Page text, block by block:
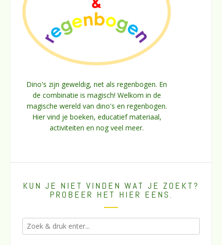
Dino's zijn geweldig, net als regenbogen. En
de combinatie is magisch! Welkom in de
magische wereld van dino's en regenbogen.
Hier vind je boeken, educatief materiaal,
activiteiten en nog veel meer.
KUN JE NIET VINDEN WAT JE ZOEKT?
PROBEER HET HIER EENS.